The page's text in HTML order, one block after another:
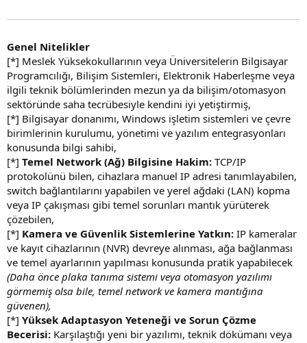
Genel Nitelikler
[*] Meslek Yüksekokullarının veya Üniversitelerin Bilgisayar
Programcılığı, Bilişim Sistemleri, Elektronik Haberleşme veya
ilgili teknik bölümlerinden mezun ya da bilişim/otomasyon
sektöründe saha tecrübesiyle kendini iyi yetiştirmiş,
[*] Bilgisayar donanımı, Windows işletim sistemleri ve çevre
birimlerinin kurulumu, yönetimi ve yazılım entegrasyonları
konusunda bilgi sahibi,
[*] Temel Network (Ağ) Bilgisine Hakim: TCP/IP
protokolünü bilen, cihazlara manuel IP adresi tanımlayabilen,
switch bağlantılarını yapabilen ve yerel ağdaki (LAN) kopma
veya IP çakışması gibi temel sorunları mantık yürüterek
çözebilen,
[*] Kamera ve Güvenlik Sistemlerine Yatkın: IP kameralar
ve kayıt cihazlarının (NVR) devreye alınması, ağa bağlanması
ve temel ayarlarının yapılması konusunda pratik yapabilecek
(Daha önce plaka tanıma sistemi veya otomasyon yazılımı
görmemiş olsa bile, temel network ve kamera mantığına
güvenen),
[*] Yüksek Adaptasyon Yeteneği ve Sorun Çözme
Becerisi: Karşılaştığı yeni bir yazılımı, teknik dökümanı veya